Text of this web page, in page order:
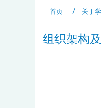
首页 关于
组织架构